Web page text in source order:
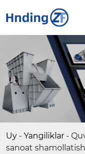
Uy - Yangiliklar -
sanoat